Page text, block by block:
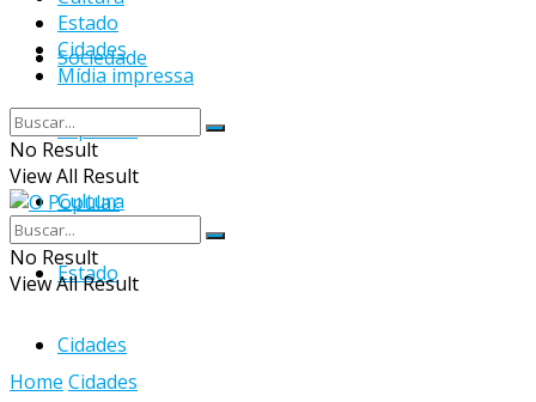
Sociedade
Esportes
Cultura
Estado
Cidades
Estado
Cidades
Mídia impressa
No Result
View All Result
No Result
View All Result
Home Cidades